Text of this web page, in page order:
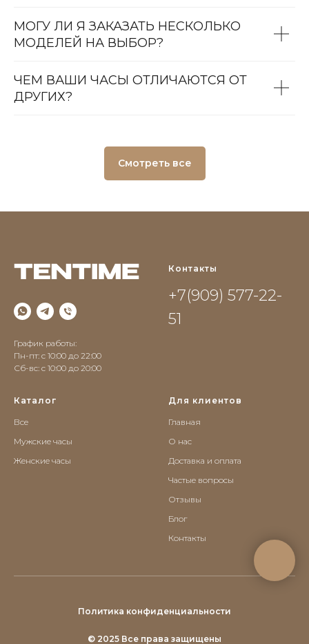
МОГУ ЛИ Я ЗАКАЗАТЬ НЕСКОЛЬКО
МОДЕЛЕЙ НА ВЫБОР?
ЧЕМ ВАШИ ЧАСЫ ОТЛИЧАЮТСЯ ОТ
ДРУГИХ?
Смотреть все
График работы:
Пн-пт: с 10:00 до 22:00
Сб-вс: c 10:00 до 20:00
Контакты
+7(909) 577-22-
51
Каталог
Все
Мужские часы
Женские часы
Для клиентов
Главная
О нас
Доставка и оплата
Частые вопросы
Отзывы
Блог
Контакты
Политика конфиденциальности
© 2025 Все права защищены